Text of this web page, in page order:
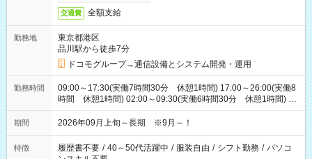
交通費 全額支給
勤務地
東京都港区
品川駅から徒歩7分
ドコモグループ→通信設備とシステム開発・運用
勤務時間
09:00～17:30(実働7時間30分 休憩1時間) 17:00～26:00(実働8
時間 休憩1時間) 02:00～09:30(実働6時間30分 休憩1時間) ※
日勤は就業時間1/夜勤は就業時間2.3を連続で行って頂きます
期間 2026年09月上旬～長期 ※9月～！
特徴 履歴書不要 / 40～50代活躍中 / 服装自由 / シフト勤務 / パソコ